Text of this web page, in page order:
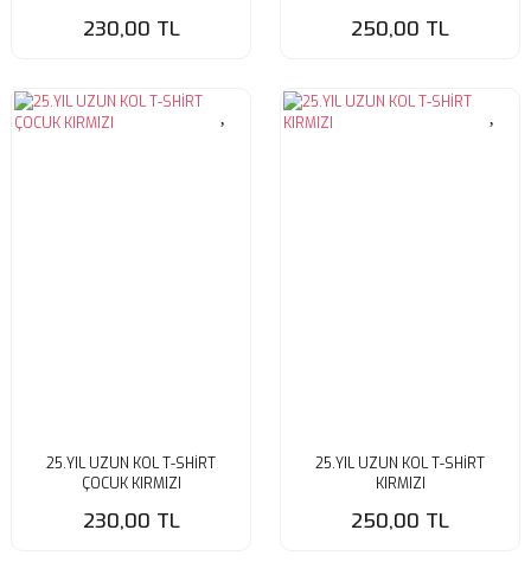
230,00 TL 250,00 TL
25.YIL UZUN KOL T-SHİRT
ÇOCUK KIRMIZI
230,00 TL
25.YIL UZUN KOL T-SHİRT
KIRMIZI
250,00 TL